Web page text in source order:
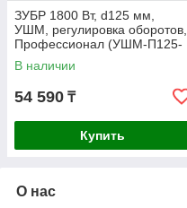
ЗУБР 1800 Вт, d125 мм,
УШМ, регулировка оборотов,
Профессионал (УШМ-П125-
1800 ЭПСТ)
В наличии
54 590 ₸
Купить
О нас